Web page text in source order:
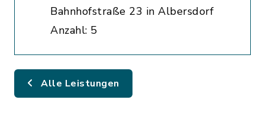
Bahnhofstraße 23 in Albersdorf
Anzahl: 5
Alle Leistungen